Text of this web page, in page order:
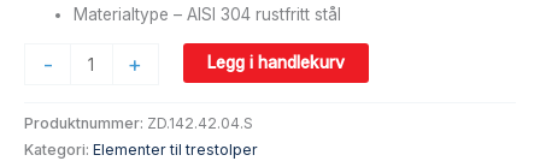
Materialtype – AISI 304 rustfritt stål
- + Legg i handlekurv
Produktnummer: ZD.142.42.04.S
Kategori: Elementer til trestolper